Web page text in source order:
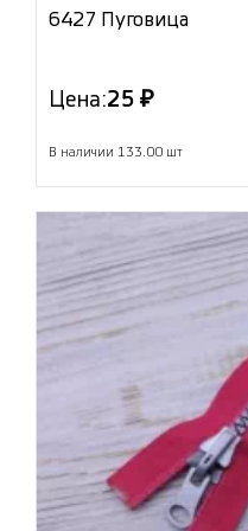
6427 Пуговица
Цена:25 ₽
В наличии 133.00 шт